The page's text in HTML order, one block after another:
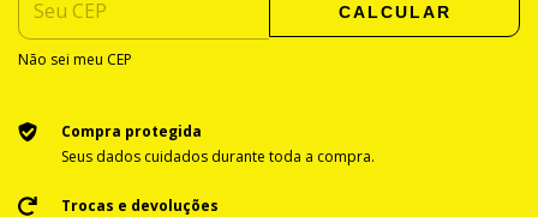
CALCULAR
Não sei meu CEP
Compra protegida
Seus dados cuidados durante toda a compra.
Trocas e devoluções